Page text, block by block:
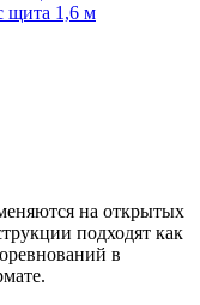
щита 1,6 м
на открытых
подходят как
в